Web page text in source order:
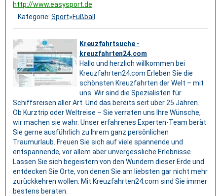
http://www.easysport.de
Kategorie: Sport»Fußball
Kreuzfahrtsuche -
kreuzfahrten24.com
Hallo und herzlich willkommen bei
Kreuzfahrten24.com Erleben Sie die
schönsten Kreuzfahrten der Welt – mit
uns. Wir sind die Spezialisten für
Schiffsreisen aller Art. Und das bereits seit über 25 Jahren.
Ob Kurztrip oder Weltreise – Sie verraten uns Ihre Wünsche,
wir machen sie wahr. Unser erfahrenes Experten-Team berät
Sie gerne ausführlich zu Ihrem ganz persönlichen
Traumurlaub. Freuen Sie sich auf viele spannende und
entspannende, vor allem aber unvergessliche Erlebnisse.
Lassen Sie sich begeistern von den Wundern dieser Erde und
entdecken Sie Orte, von denen Sie am liebsten gar nicht mehr
zurückkehren wollen. Mit Kreuzfahrten24.com sind Sie immer
bestens beraten.